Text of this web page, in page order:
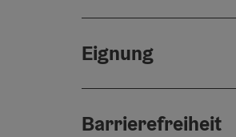
Eignung
Barrierefreiheit